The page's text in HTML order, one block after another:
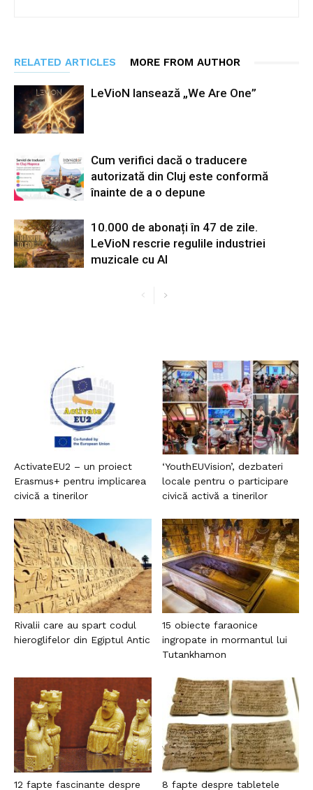
RELATED ARTICLES MORE FROM AUTHOR
LeVioN lansează „We Are One”
Cum verifici dacă o traducere
autorizată din Cluj este conformă
înainte de a o depune
10.000 de abonați în 47 de zile.
LeVioN rescrie regulile industriei
muzicale cu AI
ActivateEU2 – un proiect
Erasmus+ pentru implicarea
civică a tinerilor
‘YouthEUVision’, dezbateri
locale pentru o participare
civică activă a tinerilor
Rivalii care au spart codul
hieroglifelor din Egiptul Antic
15 obiecte faraonice
ingropate in mormantul lui
Tutankhamon
12 fapte fascinante despre 8 fapte despre tabletele